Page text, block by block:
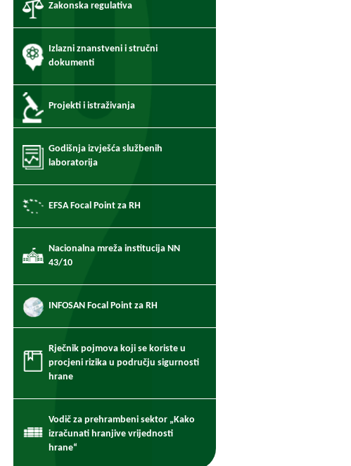
Zakonska regulativa
Izlazni znanstveni i stručni
dokumenti
Projekti i istraživanja
Godišnja izvješća službenih
laboratorija
EFSA Focal Point za RH
Nacionalna mreža institucija NN
43/10
INFOSAN Focal Point za RH
Rječnik pojmova koji se koriste u
procjeni rizika u području sigurnosti
hrane
Vodič za prehrambeni sektor „Kako
izračunati hranjive vrijednosti
hrane“